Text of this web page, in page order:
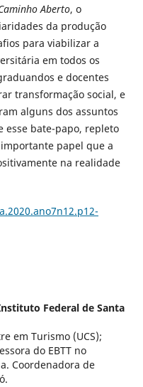
Aberto, o
da produção
para viabilizar a
em todos os
e docentes
transformação social, e
alguns dos assuntos
esse bate-papo, repleto
papel que a
na realidade
Federal de Santa
em Turismo (UCS);
do EBTT no
Coordenadora de